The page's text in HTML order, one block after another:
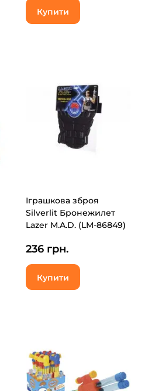
Купити
Іграшкова зброя
Silverlit Бронежилет
Lazer M.A.D. (LM-86849)
236 грн.
Купити